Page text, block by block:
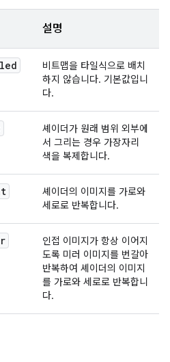
설명
비트맵을 타일식으로 배치
하지 않습니다. 기본값입니
다.
셰이더가 원래 범위 외부에
서 그리는 경우 가장자리
색을 복제합니다.
셰이더의 이미지를 가로와
세로로 반복합니다.
인접 이미지가 항상 이어지
도록 미러 이미지를 번갈아
반복하여 셰이더의 이미지
를 가로와 세로로 반복합니
다.